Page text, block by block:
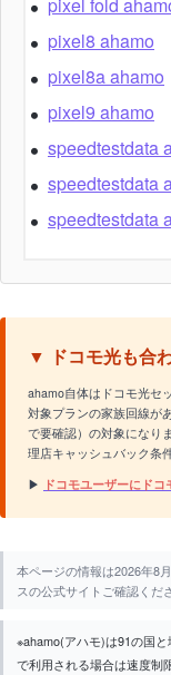
pixel8 ahamo
pixel8a ahamo
pixel9 ahamo
speedtestdata
speedtestdata
speedtestdata
▼ ドコモ光も合
ahamo自体はドコモ光セ
対象プランの家族回線が
で要確認）の対象になり
理店キャッシュバック条
▶ ドコモユーザーにド
本ページの情報は2026年8
スの公式サイトご確認くだ
※ahamo(アハモ)は91の国
で利用される場合は速度制